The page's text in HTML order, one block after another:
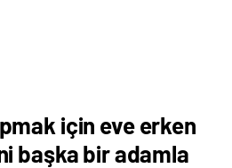
için eve erken
başka bir adamla